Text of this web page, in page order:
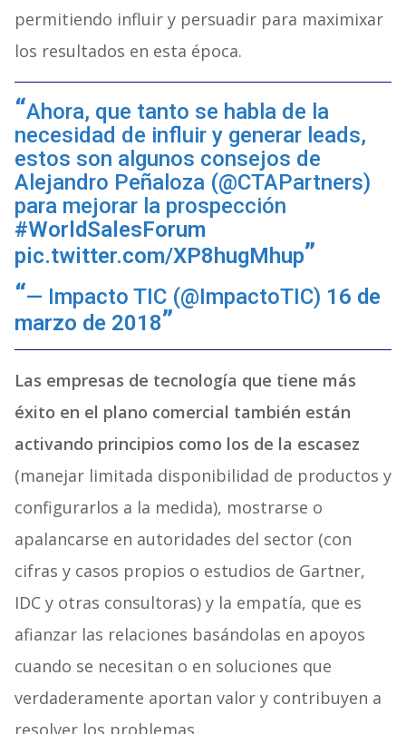
permitiendo influir y persuadir para maximixar
los resultados en esta época.
Ahora, que tanto se habla de la
necesidad de influir y generar leads,
estos son algunos consejos de
Alejandro Peñaloza (@CTAPartners)
para mejorar la prospección
#WorldSalesForum
pic.twitter.com/XP8hugMhup
— Impacto TIC (@ImpactoTIC) 16 de
marzo de 2018
Las empresas de tecnología que tiene más
éxito en el plano comercial también están
activando principios como los de la escasez
(manejar limitada disponibilidad de productos y
configurarlos a la medida), mostrarse o
apalancarse en autoridades del sector (con
cifras y casos propios o estudios de Gartner,
IDC y otras consultoras) y la empatía, que es
afianzar las relaciones basándolas en apoyos
cuando se necesitan o en soluciones que
verdaderamente aportan valor y contribuyen a